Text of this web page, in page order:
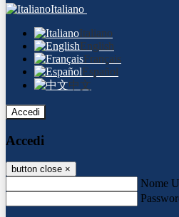
Italiano
Italiano
English
Français
Español
中文
Accedi
Accedi
button close ×
Nome